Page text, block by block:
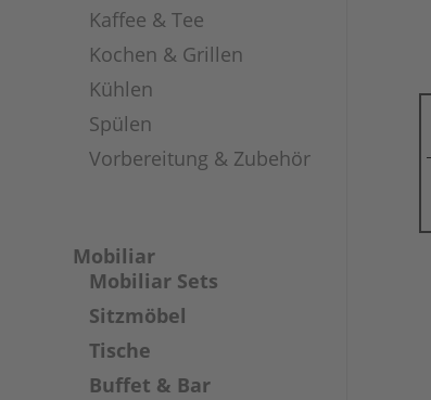
Kaffee & Tee
Kochen & Grillen
Kühlen
Spülen
Vorbereitung & Zubehör
Mobiliar
Mobiliar Sets
Sitzmöbel
Tische
Buffet & Bar